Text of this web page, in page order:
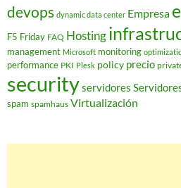
devops dynamic data center Empresa
F5 Friday FAQ Hosting
management Microsoft monitoring
performance PKI Plesk policy precio
securityservidores
spam spamhaus Virtualización